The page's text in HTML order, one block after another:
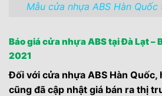
Mẫu cửa nhựa ABS Hàn Quốc
Báo giá cửa nhựa ABS tại Đà Lạt –
2021
Đối với cửa nhựa ABS Hàn
cũng đã cập nhật giá bán ra thị